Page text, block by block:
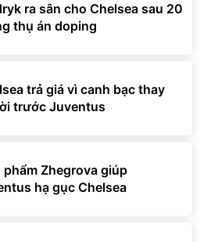
ra sân cho Chelsea sau 20
thụ án doping
trả giá vì canh bạc thay
trước Juventus
phẩm Zhegrova giúp
hạ gục Chelsea